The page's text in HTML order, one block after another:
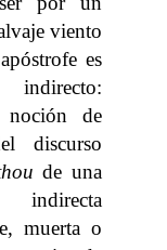
viento
es
noción de
discurso
de una
muerta o